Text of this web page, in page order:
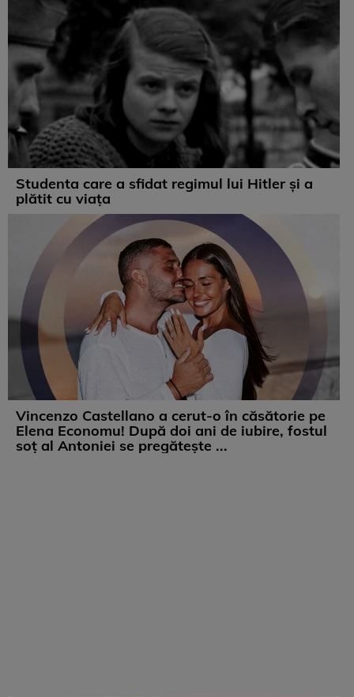
Studenta care a sfidat regimul lui Hitler și a
plătit cu viața
Vincenzo Castellano a cerut-o în căsătorie pe
Elena Economu! După doi ani de iubire, fostul
soț al Antoniei se pregătește ...